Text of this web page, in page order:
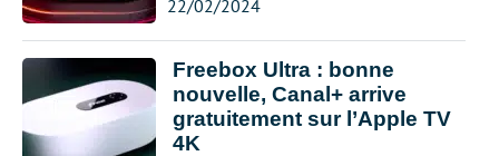
22/02/2024
Freebox Ultra : bonne
nouvelle, Canal+ arrive
gratuitement sur l’Apple TV
4K